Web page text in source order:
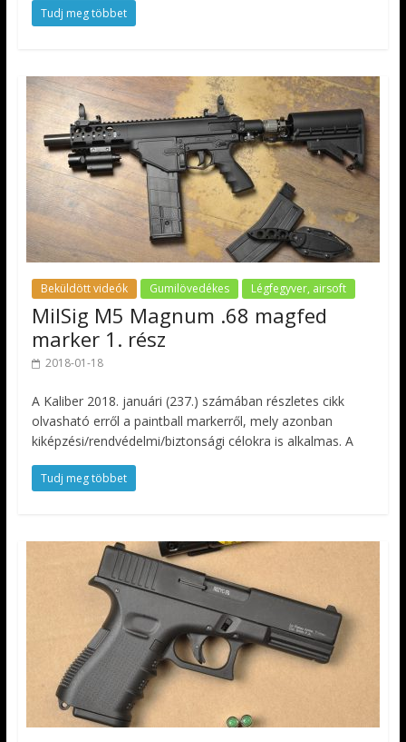
Tudj meg többet
Beküldött videók Gumilövedékes Légfegyver, airsoft
MilSig M5 Magnum .68 magfed
marker 1. rész
2018-01-18
A Kaliber 2018. januári (237.) számában részletes cikk
olvasható erről a paintball markerről, mely azonban
kiképzési/rendvédelmi/biztonsági célokra is alkalmas. A
Tudj meg többet